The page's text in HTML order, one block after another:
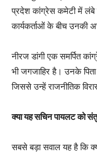
प्रदेश कांग्रेस कमेटी में
कार्यकर्ताओं के बीच उनकी
नीरज डांगी एक समर्पित
भी जगजाहिर है। उनके
जिससे उन्हें राजनीतिक
क्या यह सचिन पायलट को
सबसे बड़ा सवाल यह है कि